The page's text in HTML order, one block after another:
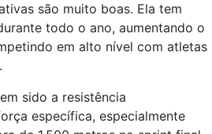
são muito boas. Ela tem
todo o ano, aumentando o
em alto nível com atletas
sido a resistência
específica, especialmente